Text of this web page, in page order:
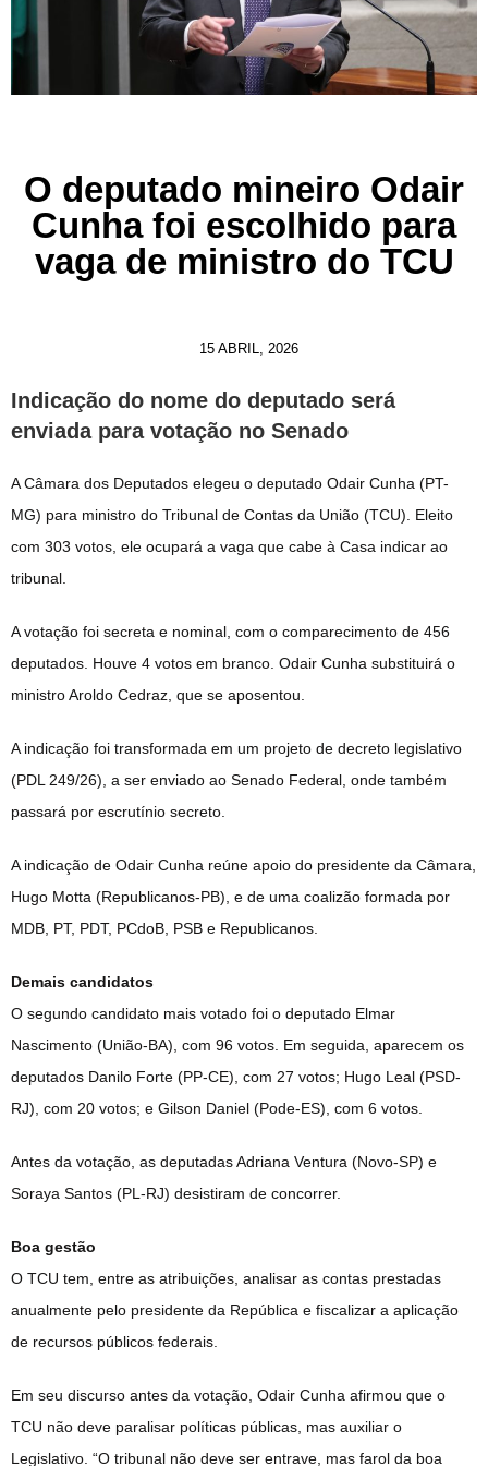
O deputado mineiro Odair
Cunha foi escolhido para
vaga de ministro do TCU
15 ABRIL, 2026
Indicação do nome do deputado será
enviada para votação no Senado
A Câmara dos Deputados elegeu o deputado Odair Cunha (PT-
MG) para ministro do Tribunal de Contas da União (TCU). Eleito
com 303 votos, ele ocupará a vaga que cabe à Casa indicar ao
tribunal.
A votação foi secreta e nominal , com o comparecimento de 456
deputados. Houve 4 votos em branco. Odair Cunha substituirá o
ministro Aroldo Cedraz, que se aposentou.
A indicação foi transformada em um projeto de decreto legislativo
(PDL 249/26), a ser enviado ao Senado Federal, onde também
passará por escrutínio secreto.
A indicação de Odair Cunha reúne apoio do presidente da Câmara,
Hugo Motta (Republicanos-PB), e de uma coalizão formada por
MDB, PT, PDT, PCdoB, PSB e Republicanos.
Demais candidatos
O segundo candidato mais votado foi o deputado Elmar
Nascimento (União-BA), com 96 votos. Em seguida, aparecem os
deputados Danilo Forte (PP-CE), com 27 votos; Hugo Leal (PSD-
RJ), com 20 votos; e Gilson Daniel (Pode-ES), com 6 votos.
Antes da votação, as deputadas Adriana Ventura (Novo-SP) e
Soraya Santos (PL-RJ) desistiram de concorrer.
Boa gestão
O TCU tem, entre as atribuições, analisar as contas prestadas
anualmente pelo presidente da República e fiscalizar a aplicação
de recursos públicos federais.
Em seu discurso antes da votação, Odair Cunha afirmou que o
TCU não deve paralisar políticas públicas, mas auxiliar o
Legislativo. “O tribunal não deve ser entrave, mas farol da boa